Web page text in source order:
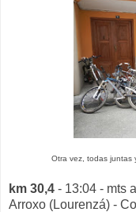
Otra vez, todas juntas
km 30,4 - 13:04 - mts
Arroxo (Lourenzá) -